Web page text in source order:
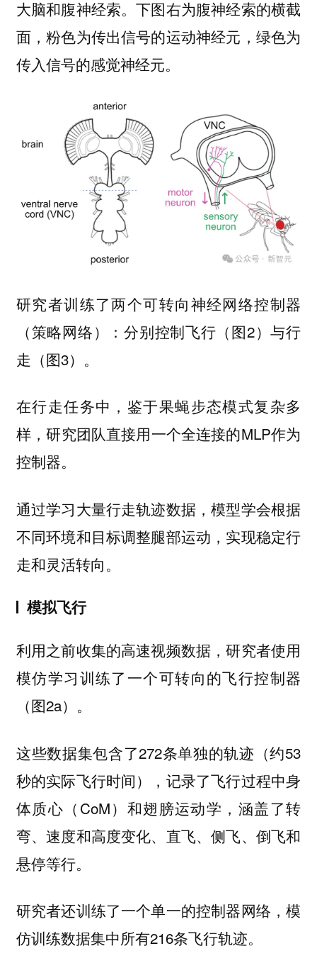
大脑和腹神经索。下图右为腹神经索的横截
面，粉色为传出信号的运动神经元，绿色为
传入信号的感觉神经元。
研究者训练了两个可转向神经网络控制器
（策略网络）：分别控制飞行（图2）与行
走（图3）。
在行走任务中，鉴于果蝇步态模式复杂多
样，研究团队直接用一个全连接的MLP作为
控制器。
通过学习大量行走轨迹数据，模型学会根据
不同环境和目标调整腿部运动，实现稳定行
走和灵活转向。
模拟飞行
利用之前收集的高速视频数据，研究者使用
模仿学习训练了一个可转向的飞行控制器
（图2a）。
这些数据集包含了272条单独的轨迹（约53
秒的实际飞行时间），记录了飞行过程中身
体质心（CoM）和翅膀运动学，涵盖了转
弯、速度和高度变化、直飞、侧飞、倒飞和
悬停等行。
研究者还训练了一个单一的控制器网络，模
仿训练数据集中所有216条飞行轨迹。